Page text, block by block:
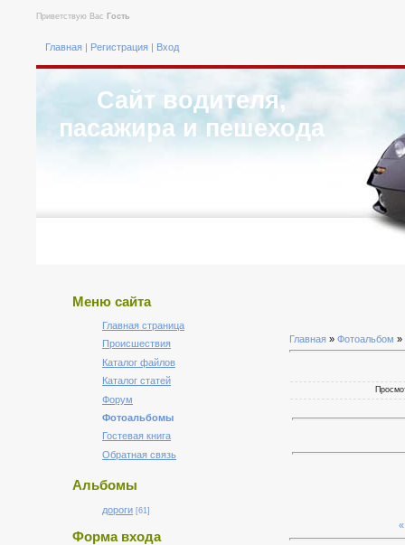
Приветствую Вас Гость
Главная | Регистрация | Вход
Сайт водителя,
пасажира и пешехода
Меню сайта
Главная страница
Происшествия
Каталог файлов
Каталог статей
Форум
Фотоальбомы
Гостевая книга
Обратная связь
Альбомы
дороги [61]
Форма входа
Главная » Фотоальбом »